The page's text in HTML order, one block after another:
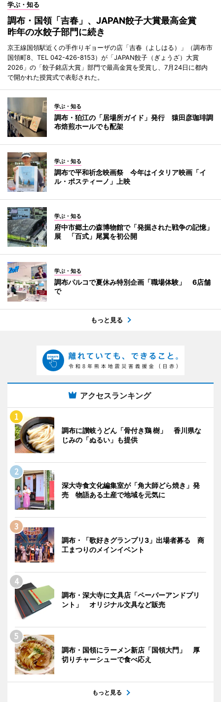
学ぶ・知る
調布・国領「吉春」、JAPAN餃子大賞最高金賞
昨年の水餃子部門に続き
京王線国領駅近くの手作りギョーザの店「吉春（よしはる）」（調布市
国領町8、TEL 042-426-8153）が「JAPAN餃子（ぎょうざ）大賞
2026」の「餃子銘店大賞」部門で最高金賞を受賞し、7月24日に都内
で開かれた授賞式で表彰された。
学ぶ・知る
調布・狛江の「居場所ガイド」発行 猿田彦珈琲調
布焙煎ホールでも配架
学ぶ・知る
調布で平和祈念映画祭 今年はイタリア映画「イ
ル・ポスティーノ」上映
学ぶ・知る
府中市郷土の森博物館で「発掘された戦争の記憶」
展 「百式」尾翼を初公開
学ぶ・知る
調布パルコで夏休み特別企画「職場体験」 6店舗
で
もっと見る
アクセスランキング
調布に讃岐うどん「骨付き鶏 樹」 香川県な
じみの「ぬるい」も提供
深大寺食文化編集室が「角大師どら焼き」発
売 物語ある土産で地域を元気に
調布・「歌好きグランプリ3」出場者募る 商
工まつりのメインイベント
調布・深大寺に文具店「ペーパーアンドプリ
ント」 オリジナル文具など販売
調布・国領にラーメン新店「国領大門」 厚
切りチャーシューで食べ応え
もっと見る